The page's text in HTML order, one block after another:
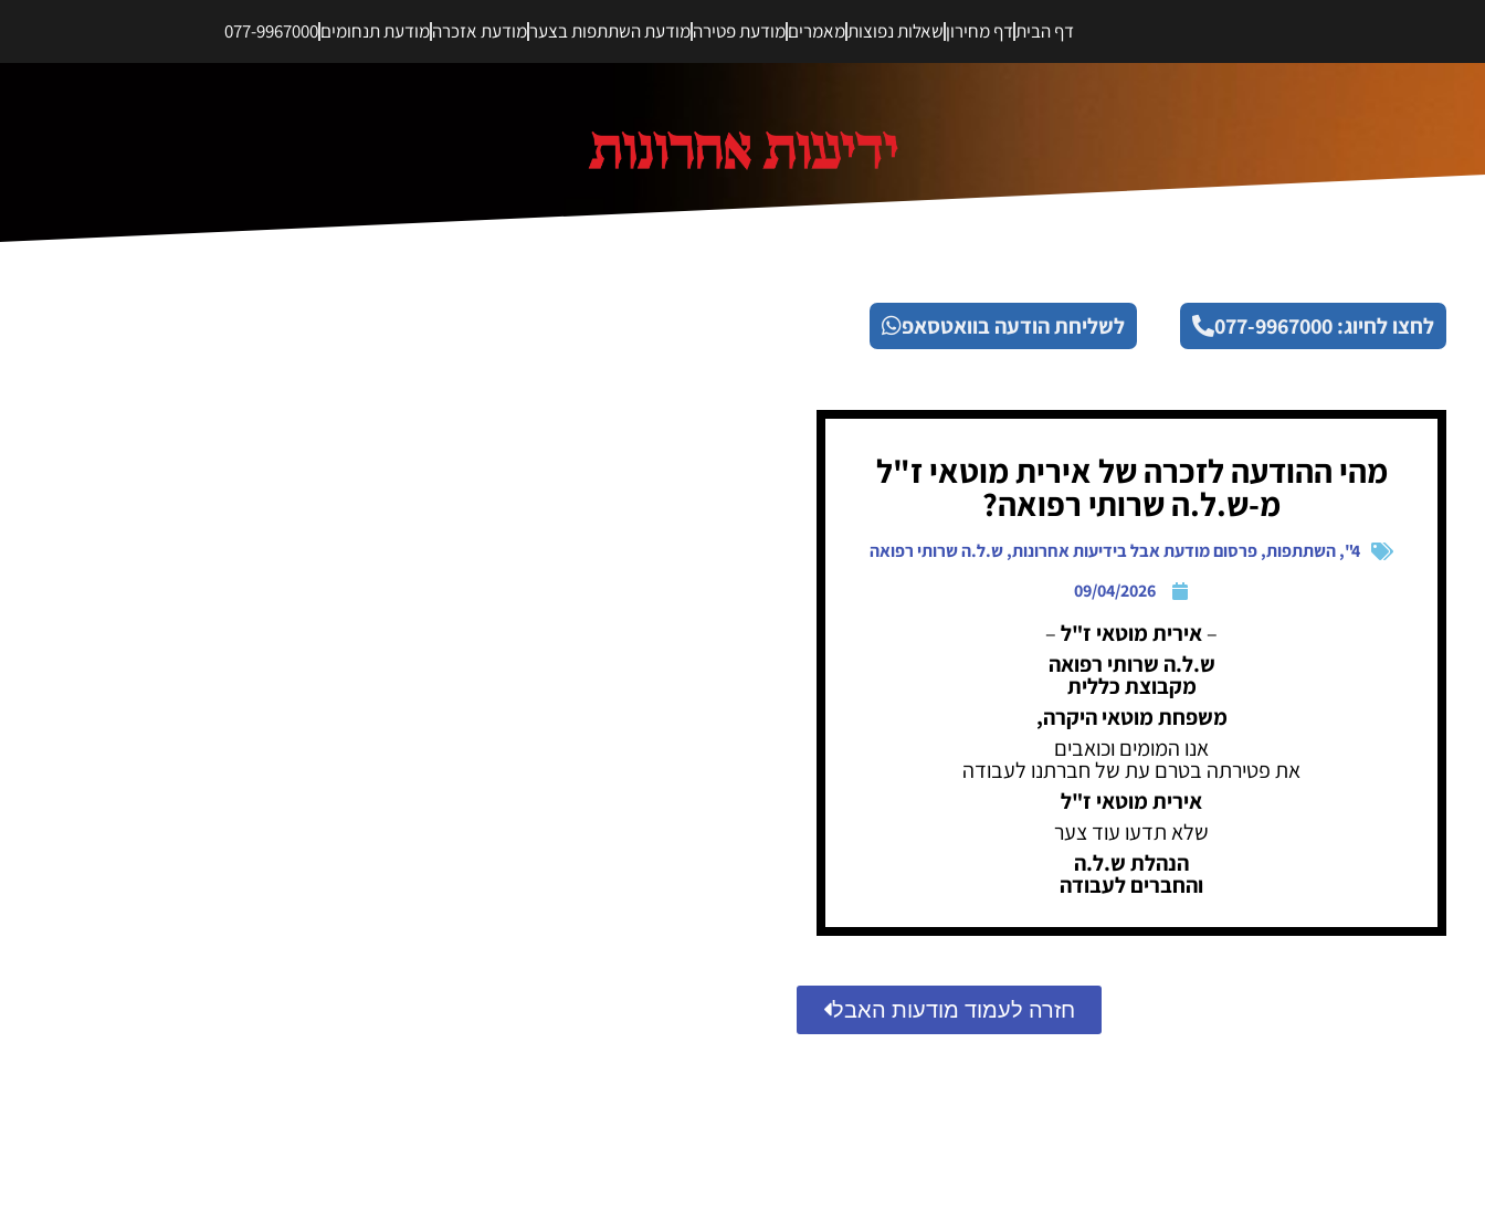
דף הביתדף מחירוןשאלות נפוצותמאמריםמודעת פטירהמודעת השתתפות בצערמודעת אזכרהמודעת תנחומים077-9967000
לחצו לחיוג: 077-9967000 לשליחת הודעה בוואטסאפ
מהי ההודעה לזכרה של אירית מוטאי ז"ל
מ-ש.ל.ה שרותי רפואה?
4"
,השתתפות,פרסום מודעת אבל בידיעות אחרונות,ש.ל.ה שרותי רפואה
09/04/2026
–אירית מוטאי ז"ל–
ש.ל.ה שרותי רפואה
מקבוצת כללית
משפחת מוטאי היקרה,
אנו המומים וכואבים
את פטירתה בטרם עת של חברתנו לעבודה
אירית מוטאי ז"ל
שלא תדעו עוד צער
הנהלת ש.ל.ה
והחברים לעבודה
חזרה לעמוד מודעות האבל